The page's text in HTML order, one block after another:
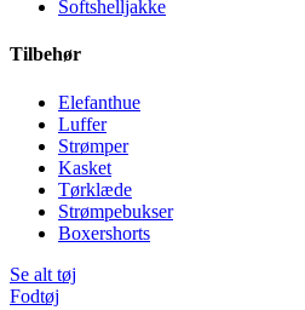
Softshelljakke
Tilbehør
Elefanthue
Luffer
Strømper
Kasket
Tørklæde
Strømpebukser
Boxershorts
Se alt tøj
Fodtøj